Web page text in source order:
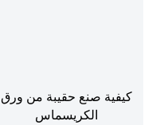
كيفية صنع حقيبة من ورق
الكريسماس